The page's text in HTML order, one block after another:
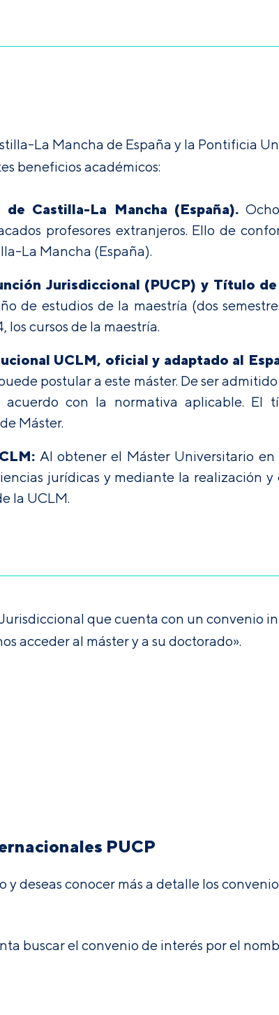
La Mancha de España y la Pontificia
beneficios académicos:
Castilla-La Mancha (España).
profesores extranjeros. Ello de
La Mancha (España).
Jurisdiccional (PUCP) y Título
de estudios de la maestría (dos
cursos de la maestría.
UCLM, oficial y adaptado al
postular a este máster. De ser
acuerdo con la normativa aplicable. El
Máster.
Al obtener el Máster Universitario
jurídicas y mediante la realización y
la UCLM.
que cuenta con un convenio
acceder al máster y a su doctorado».
PUCP
deseas conocer más a detalle los
buscar el convenio de interés por el